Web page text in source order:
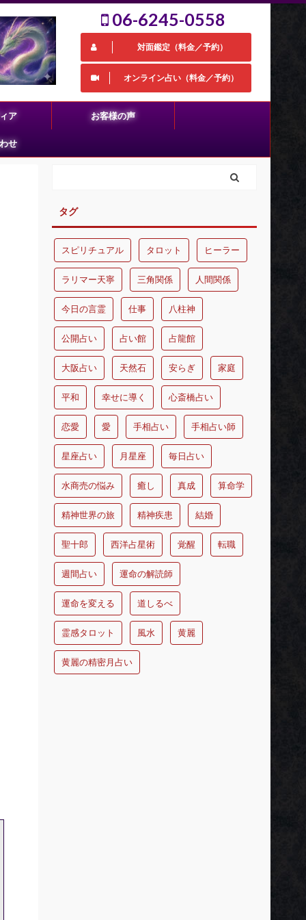
06-6245-0558
対面鑑定（料金／予約）
オンライン占い（料金／予約）
ア お客様の声
せ
タグ
スピリチュアル タロット ヒーラー
ラリマー天寧 三角関係 人間関係
今日の言霊 仕事 八柱神
公開占い 占い館 占龍館
大阪占い 天然石 安らぎ 家庭
平和 幸せに導く 心斎橋占い
恋愛 愛 手相占い 手相占い師
星座占い 月星座 毎日占い
水商売の悩み 癒し 真成 算命学
精神世界の旅 精神疾患 結婚
聖十郎 西洋占星術 覚醒 転職
週間占い 運命の解読師
運命を変える 道しるべ
霊感タロット 風水 黄麗
黄麗の精密月占い